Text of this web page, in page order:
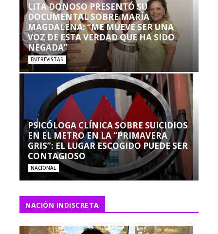
LITA DONOSO PRESENTÓ SU
DOCUMENTAL SOBRE MARÍA
MAGDALENA: “ME MUEVE SER UNA
VOZ DE ESTA VERDAD QUE HA SIDO
NEGADA”
ENTREVISTAS
PSICÓLOGA CLÍNICA SOBRE SUICIDIOS
EN EL METRO EN LA “PRIMAVERA
GRIS”: EL LUGAR ESCOGIDO PUEDE SER
CONTAGIOSO
NACIONAL
NACIÓN INDISCRETA